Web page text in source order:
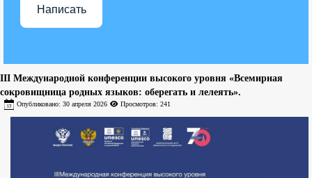
Написать
III Международной конференции высокого уровня «Всемирная
сокровищница родных языков: оберегать и лелеять».
Опубликовано: 30 апреля 2026 Просмотров: 241